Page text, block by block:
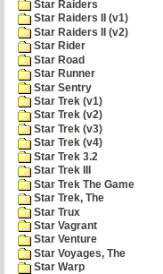
Star Raiders
Star Raiders II (v1)
Star Raiders II (v2)
Star Rider
Star Road
Star Runner
Star Sentry
Star Trek (v1)
Star Trek (v2)
Star Trek (v3)
Star Trek (v4)
Star Trek 3.2
Star Trek III
Star Trek The Game
Star Trek, The
Star Trux
Star Vagrant
Star Venture
Star Voyages, The
Star Warp